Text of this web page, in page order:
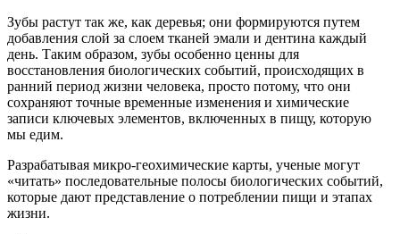
Зубы растут так же, как деревья; они формируются путем
добавления слой за слоем тканей эмали и дентина каждый
день. Таким образом, зубы особенно ценны для
восстановления биологических событий, происходящих в
ранний период жизни человека, просто потому, что они
сохраняют точные временные изменения и химические
записи ключевых элементов, включенных в пищу, которую
мы едим.
Разрабатывая микро-геохимические карты, ученые могут
«читать» последовательные полосы биологических событий,
которые дают представление о потреблении пищи и этапах
жизни.